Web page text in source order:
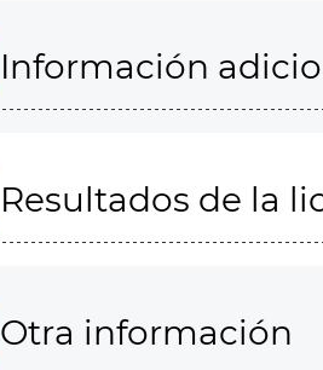
Información
Resultados de la
Otra información